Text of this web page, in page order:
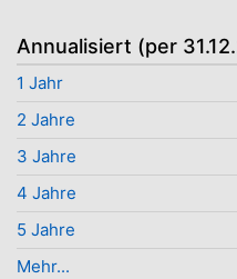
Annualisiert (per
1 Jahr
2 Jahre
3 Jahre
4 Jahre
5 Jahre
Mehr...